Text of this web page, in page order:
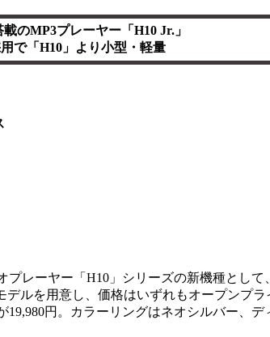
のMP3プレーヤー「H10 Jr.」
で「H10」より小型・軽量
プレーヤー「H10」シリーズの新機種として
デルを用意し、価格はいずれもオープンプ
19,980円。カラーリングはネオシルバー、デ